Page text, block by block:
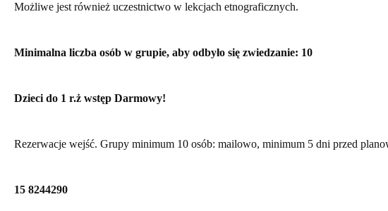
Możliwe jest również uczestnictwo w lekcjach etnograficznych.
Minimalna liczba osób w grupie, aby odbyło się zwiedzanie: 10
Dzieci do 1 r.ż wstęp Darmowy!
Rezerwacje wejść. Grupy minimum 10 osób: mailowo, minimum 5 dni przed
15 8244290